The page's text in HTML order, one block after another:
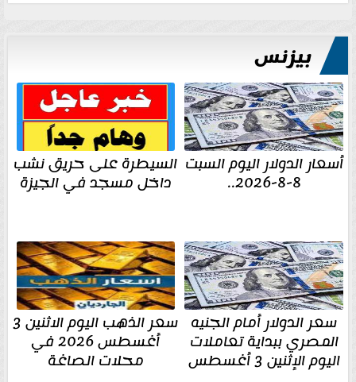
بيزنس
أسعار الدولار اليوم السبت
8-8-2026..
السيطرة على حريق نشب
داخل مسجد في الجيزة
سعر الدولار أمام الجنيه
المصري ببداية تعاملات
اليوم الإثنين 3 أغسطس
سعر الذهب اليوم الاثنين 3
أغسطس 2026 في
محلات الصاغة